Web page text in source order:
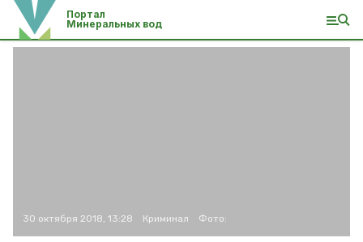
Портал
Минеральных вод
30 октября 2018, 13:28 Криминал Фото: